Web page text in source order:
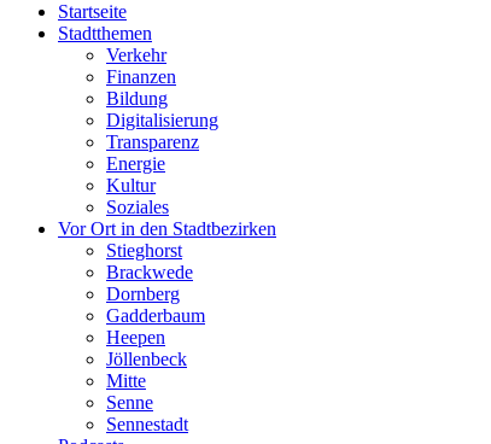
Startseite
Stadtthemen
Verkehr
Finanzen
Bildung
Digitalisierung
Transparenz
Energie
Kultur
Soziales
Vor Ort in den Stadtbezirken
Stieghorst
Brackwede
Dornberg
Gadderbaum
Heepen
Jöllenbeck
Mitte
Senne
Sennestadt